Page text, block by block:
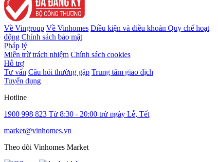
Về Vingroup Về Vinhomes Điều kiện và điều khoản Quy chế hoạt
động Chính sách bảo mật
Pháp lý
Miễn trừ trách nhiệm Chính sách cookies
Hỗ trợ
Tư vấn Câu hỏi thường gặp Trung tâm giao dịch
Tuyển dụng
Hotline
1900 998 823 Từ 8:30 - 20:00 trừ ngày Lễ, Tết
market@vinhomes.vn
Theo dõi Vinhomes Market